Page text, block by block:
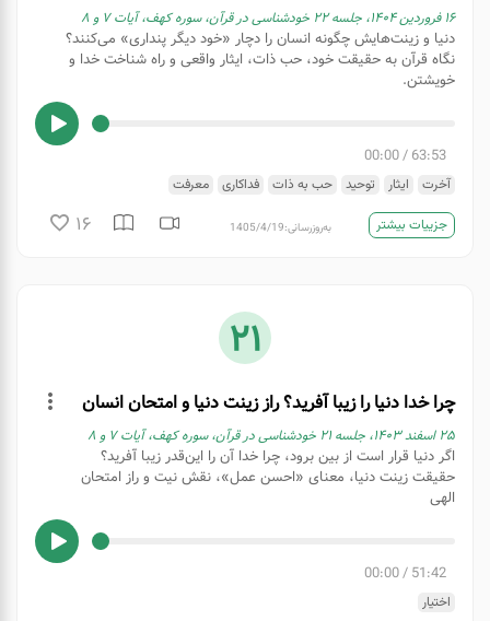
۱۶ فروردین ۱۴۰۴، جلسه ۲۲ خودشناسی در قرآن، سوره کهف، آیات ۷ و ٨
دنیا و زینت‌هایش چگونه انسان را دچار «خود دیگر پنداری» می‌کنند؟
نگاه قرآن به حقیقت خود، حب ذات، ایثار واقعی و راه شناخت خدا و
خویشتن.
63:53
/
00:00
آخرت ایثار توحید حب به ذات فداکاری معرفت
جزییات بیشتر به‌روزرسانی:1405/4/19
16
21
چرا خدا دنیا را زیبا آفرید؟ راز زینت دنیا و امتحان انسان
۲۵ اسفند ۱۴۰۳، جلسه ۲۱ خودشناسی در قرآن، سوره کهف، آیات ۷ و ٨
اگر دنیا قرار است از بین برود، چرا خدا آن را این‌قدر زیبا آفرید؟
حقیقت زینت دنیا، معنای «احسن عمل»، نقش نیت و راز امتحان
الهی
51:42
/
00:00
اختیار